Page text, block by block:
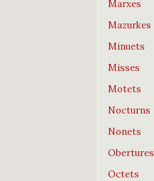
Marxes
Mazurkes
Minuets
Misses
Motets
Nocturns
Nonets
Obertures
Octets